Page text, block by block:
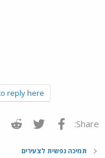
reply here.
Share: פייסבוק Twitter
תמיכה נפשית לצעירים